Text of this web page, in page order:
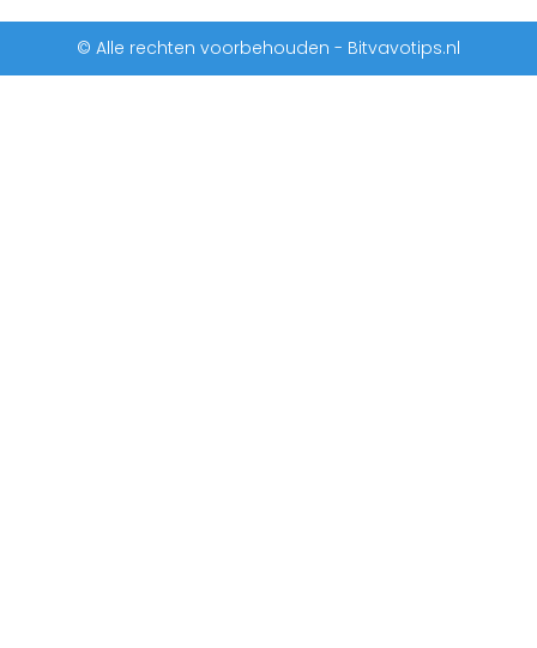
© Alle rechten voorbehouden - Bitvavotips.nl